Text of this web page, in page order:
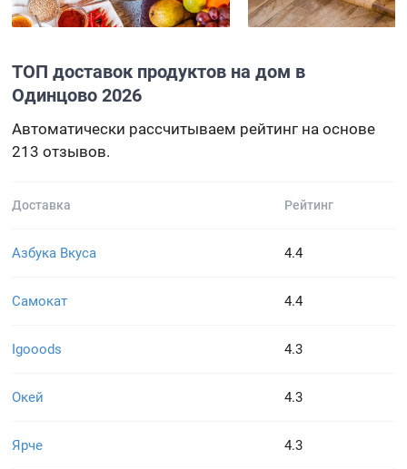
ТОП доставок продуктов на дом в
Одинцово 2026
Автоматически рассчитываем рейтинг на основе
213 отзывов.
Доставка Рейтинг
Азбука Вкуса 4.4
Самокат 4.4
Igooods 4.3
Окей 4.3
Ярче 4.3